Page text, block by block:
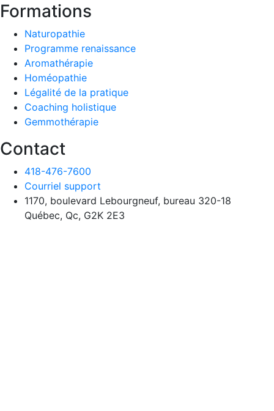
Formations
Naturopathie
Programme renaissance
Aromathérapie
Homéopathie
Légalité de la pratique
Coaching holistique
Gemmothérapie
Contact
418-476-7600
Courriel support
1170, boulevard Lebourgneuf, bureau 320-18
Québec, Qc, G2K 2E3